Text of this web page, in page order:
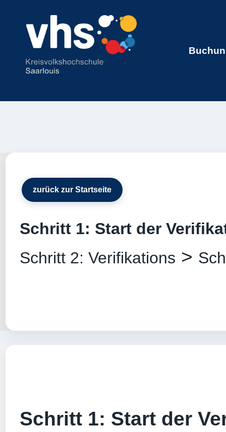
zurück zur Startseite
Schritt 1: Start der
Schritt 2: Verifikations >
Schritt 1: Start der